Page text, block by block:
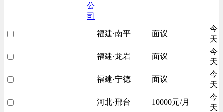
公
司
福建·南平 面议
今
天
福建·龙岩 面议
今
天
福建·宁德 面议
今
天
河北·邢台 10000元/月
今
天